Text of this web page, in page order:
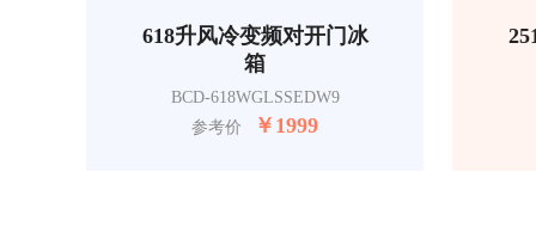
618升风冷变频对开门冰
箱
BCD-618WGLSSEDW9
参考价
￥ 1999